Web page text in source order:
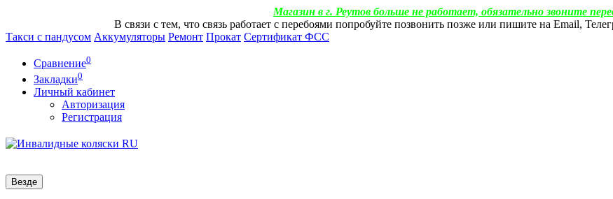
Магазин в г. Реутов больше не работает, обязательно звоните
В связи с тем, что связь работает с перебоями попробуйте позвонить позже или пишите на Email,
Такси с пандусом Аккумуляторы Ремонт Прокат Сертификат ФСС
Сравнение0
Закладки0
Личный кабинет
Авторизация
Регистрация
Везде